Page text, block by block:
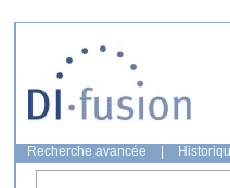
Recherche avancée